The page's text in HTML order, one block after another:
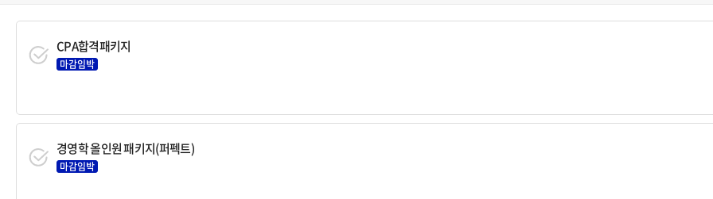
CPA합격패키지
마감임박
경영학 올인원 패키지(퍼펙트)
마감임박